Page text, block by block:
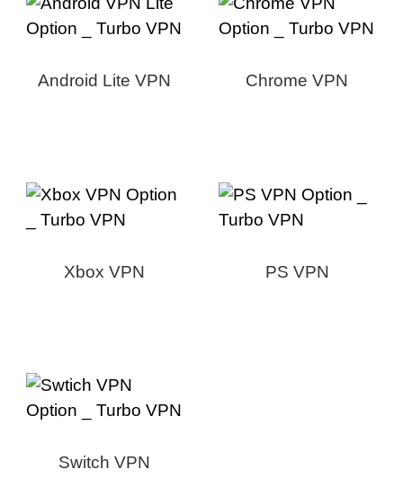
Android Lite VPN Chrome VPN
Xbox VPN PS VPN
Switch VPN